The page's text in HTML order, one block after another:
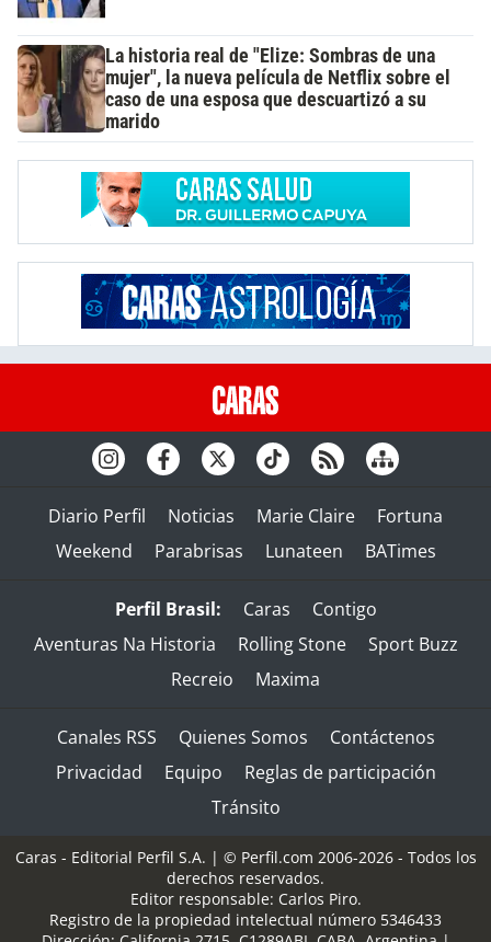
La historia real de "Elize: Sombras de una
mujer", la nueva película de Netflix sobre el
caso de una esposa que descuartizó a su
marido
Diario Perfil Noticias Marie Claire
Fortuna
Weekend
Parabrisas Lunateen BATimes
Perfil Brasil: Caras
Contigo
Aventuras Na Historia
Rolling Stone
Sport Buzz
Recreio
Maxima
Canales RSS Quienes Somos
Contáctenos
Privacidad
Equipo
Reglas de participación
Tránsito
Caras - Editorial Perfil S.A. | © Perfil.com 2006-2026 - Todos los
derechos reservados.
Editor responsable: Carlos Piro.
Registro de la propiedad intelectual número 5346433